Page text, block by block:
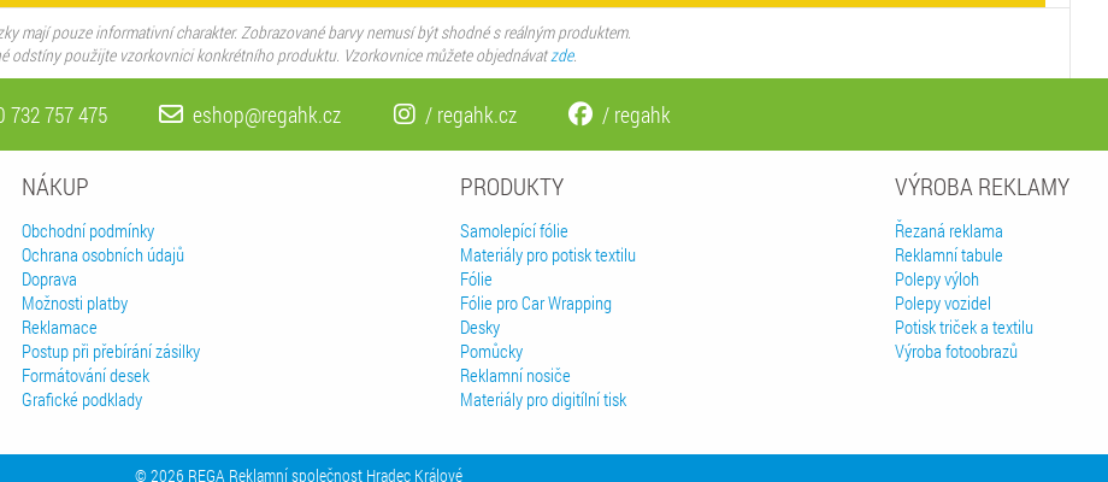
mají pouze informativní charakter. Zobrazované barvy nemusí být shodné s reálným produktem.
odstíny použijte vzorkovnici konkrétního produktu. Vzorkovnice můžete objednávatzde.
732 757 475 eshop@regahk.cz / regahk.cz / regahk
NÁKUP
Obchodní podmínky
Ochrana osobních údajů
Doprava
Možnosti platby
Reklamace
Postup při přebírání zásilky
Formátování desek
Grafické podklady
PRODUKTY
Samolepící fólie
Materiály pro potisk textilu
Fólie
Fólie pro Car Wrapping
Desky
Pomůcky
Reklamní nosiče
Materiály pro digitílní tisk
VÝROBA REKLAMY
Řezaná reklama
Reklamní tabule
Polepy výloh
Polepy vozidel
Potisk triček a textilu
Výroba fotoobrazů
© 2026 REGA Reklamní společnost Hradec Králové